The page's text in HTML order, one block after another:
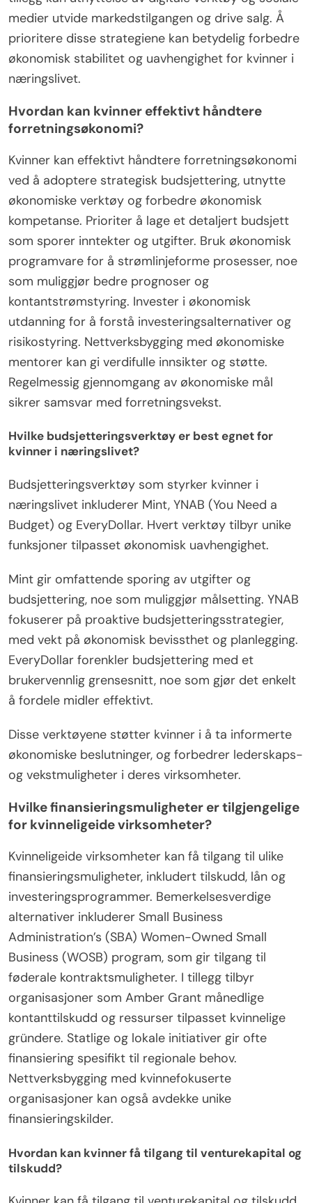
en klar forretningsplan med definerte økonomiske
mål er essensielt. Nettverksbygging med andre
gründere gir støtte og potensielle partnerskap, noe
som forbedrer vekstmuligheter. Å investere i
kvinner mulighet til å ta informerte beslutninger. I
tillegg kan utnyttelse av digitale verktøy og sosiale
medier utvide markedstilgangen og drive salg. Å
prioritere disse strategiene kan betydelig forbedre
økonomisk stabilitet og uavhengighet for kvinner i
næringslivet.
Hvordan kan kvinner effektivt håndtere
forretningsøkonomi?
Kvinner kan effektivt håndtere forretningsøkonomi
ved å adoptere strategisk budsjettering, utnytte
økonomiske verktøy og forbedre økonomisk
kompetanse. Prioriter å lage et detaljert budsjett
som sporer inntekter og utgifter. Bruk økonomisk
programvare for å strømlinjeforme prosesser, noe
kontantstrømstyring. Invester i økonomisk
utdanning for å forstå investeringsalternativer og
risikostyring. Nettverksbygging med økonomiske
mentorer kan gi verdifulle innsikter og støtte.
Regelmessig gjennomgang av økonomiske mål
sikrer samsvar med forretningsvekst.
Hvilke budsjetteringsverktøy er best egnet for
kvinner i næringslivet?
Budsjetteringsverktøy som styrker kvinner i
næringslivet inkluderer Mint, YNAB (You Need a
Budget) og EveryDollar. Hvert verktøy tilbyr unike
funksjoner tilpasset økonomisk uavhengighet.
budsjettering, noe som muliggjør målsetting. YNAB
fokuserer på proaktive budsjetteringsstrategier,
med vekt på økonomisk bevissthet og planlegging.
EveryDollar forenkler budsjettering med et
brukervennlig grensesnitt, noe som gjør det enkelt
Disse verktøyene støtter kvinner i å ta informerte
økonomiske beslutninger, og forbedrer lederskaps-
og vekstmuligheter i deres virksomheter.
Hvilke finansieringsmuligheter er tilgjengelige
for kvinneligeide virksomheter?
Kvinneligeide virksomheter kan få tilgang til ulike
finansieringsmuligheter, inkludert tilskudd, lån og
investeringsprogrammer. Bemerkelsesverdige
alternativer inkluderer Small Business
Administration’s (SBA) Women-Owned Small
Business (WOSB) program, som gir tilgang til
føderale kontraktsmuligheter. I tillegg tilbyr
kontanttilskudd og ressurser tilpasset kvinnelige
finansiering spesifikt til regionale behov.